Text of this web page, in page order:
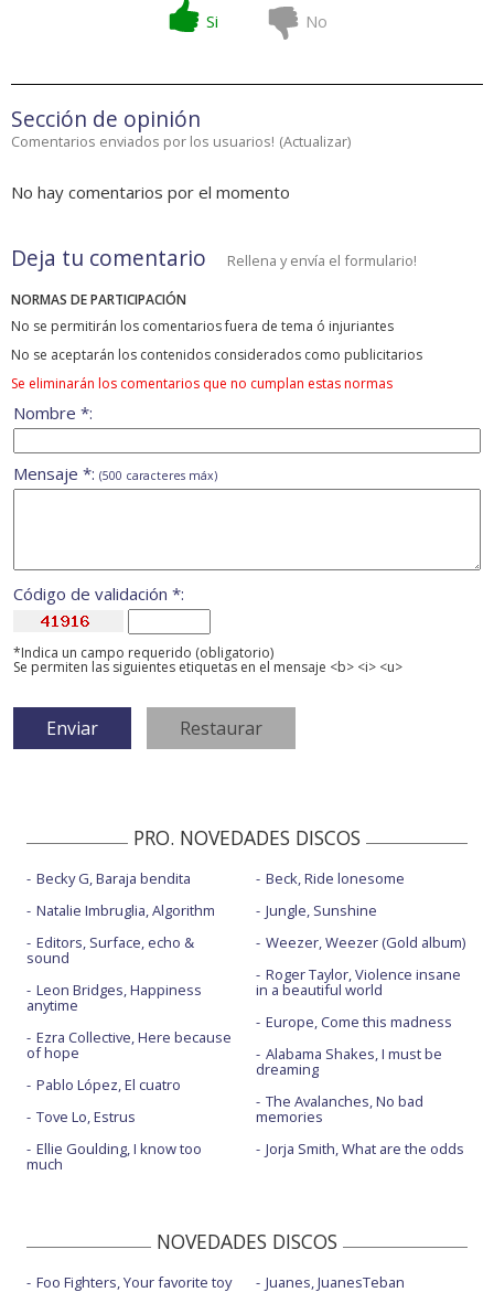
Si No
Sección de opinión
Comentarios enviados por los usuarios! (Actualizar)
No hay comentarios por el momento
Deja tu comentario Rellena y envía el formulario!
NORMAS DE PARTICIPACIÓN
No se permitirán los comentarios fuera de tema ó injuriantes
No se aceptarán los contenidos considerados como publicitarios
Se eliminarán los comentarios que no cumplan estas normas
Nombre *:
Mensaje *: (500 caracteres máx)
Código de validación *:
*Indica un campo requerido (obligatorio)
Se permiten las siguientes etiquetas en el mensaje <b> <i> <u>
PRO. NOVEDADES DISCOS
Becky G, Baraja bendita
Natalie Imbruglia, Algorithm
Editors, Surface, echo &
sound
Leon Bridges, Happiness
anytime
Ezra Collective, Here because
of hope
Pablo López, El cuatro
Tove Lo, Estrus
Ellie Goulding, I know too
much
Beck, Ride lonesome
Jungle, Sunshine
Weezer, Weezer (Gold album)
Roger Taylor, Violence insane
in a beautiful world
Europe, Come this madness
Alabama Shakes, I must be
dreaming
The Avalanches, No bad
memories
Jorja Smith, What are the odds
NOVEDADES DISCOS
Foo Fighters, Your favorite toy
Juanes, JuanesTeban